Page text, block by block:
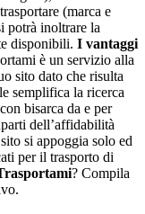
(marca e
potrà inoltrare la
disponibili. I vantaggi
è un servizio alla
sito dato che risulta
semplifica la ricerca
bisarca da e per
dell’affidabilità
si appoggia solo ed
per il trasporto di
? Compila